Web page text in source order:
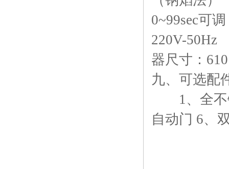
0~99sec
220V-
器尺寸：
九、可选配
1、全不锈
自动门 6、